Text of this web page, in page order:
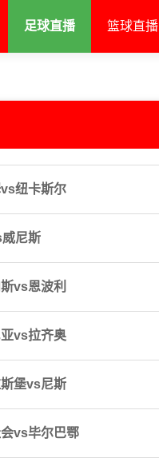
足球直播 篮球直播
vs纽卡斯尔
威尼斯
vs恩波利
亚vs拉齐奥
斯堡vs尼斯
vs毕尔巴鄂